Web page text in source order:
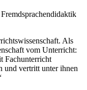
Als
vom Unterricht:
Fachunterricht
und vertritt unter ihnen